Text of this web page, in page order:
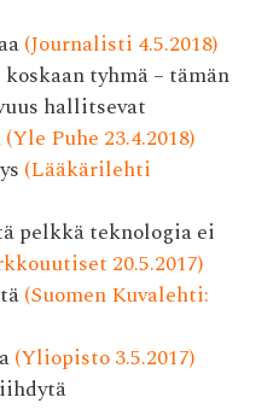
(Journalisti 4.5.2018)
tyhmä – tämän
hallitsevat
(Yle Puhe 23.4.2018)
(Lääkärilehti
pelkkä teknologia ei
20.5.2017)
(Suomen Kuvalehti:
(Yliopisto 3.5.2017)